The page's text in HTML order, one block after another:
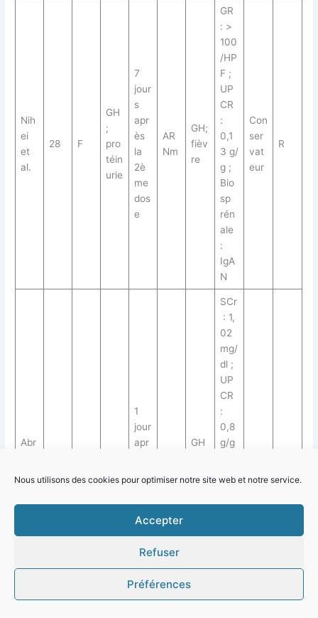
Nous utilisons des cookies pour optimiser notre site web et notre service.
Accepter
Refuser
Préférences
Nih
ei
et
al.
28 F
GH
;
pro
téin
urie
7
jour
s
apr
ès
la
2è
me
dos
e
AR
Nm
GH;
fièv
re
GR
: >
100
/HP
F ;
UP
CR
:
0,1
3 g/
g ;
Bio
sp
rén
ale
:
IgA
N
Con
ser
vat
eur
R
Abr
al.
30 N
1
jour
apr
me
dos
e
Nm
GH
prot
urie
SCr
: 1,
02
mg/
dl ;
UP
CR
:
0,8
g/g
GR
30/
F ;
spie
ale
Si
RP